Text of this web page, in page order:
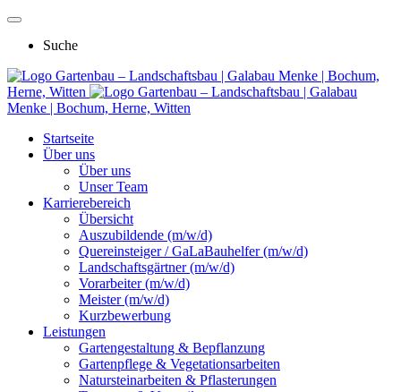
Suche
Gartenbau – Landschaftsbau | Galabau Menke | Bochum,
Herne, Witten
Gartenbau – Landschaftsbau | Galabau
Menke | Bochum, Herne, Witten
Startseite
Über uns
Über uns
Unser Team
Karrierebereich
Übersicht
Auszubildende (m/w/d)
Quereinsteiger / GaLaBauhelfer (m/w/d)
Landschaftsgärtner (m/w/d)
Vorarbeiter (m/w/d)
Meister (m/w/d)
Kurzbewerbung
Leistungen
Gartengestaltung & Bepflanzung
Gartenpflege & Vegetationsarbeiten
Natursteinarbeiten & Pflasterungen